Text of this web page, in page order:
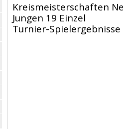
Kreismeisterschaften
Jungen 19 Einzel
Turnier-Spielergebnisse